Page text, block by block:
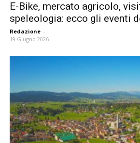
E-Bike, mercato agricolo,
speleologia: ecco gli eventi
Redazione -
19 Giugno 2026